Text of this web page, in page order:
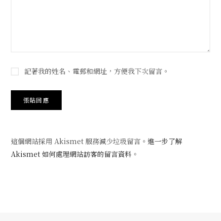
記著我的姓名、電郵和網址，方便我下次留言。
這個網站採用 Akismet 服務減少垃圾留言。 進一步了解
Akismet 如何處理網站訪客的留言資料 。